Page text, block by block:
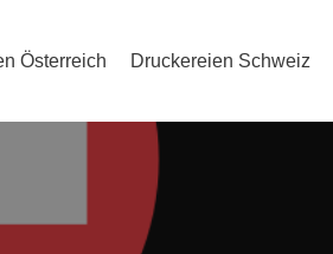
Österreich Druckereien Schweiz